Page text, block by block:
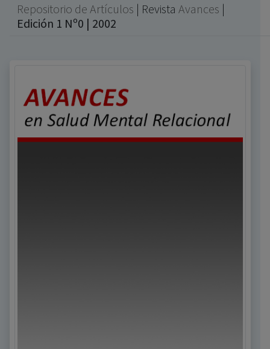
Repositorio de Artículos | Revista Avances |
Edición 1 Nº0 | 2002